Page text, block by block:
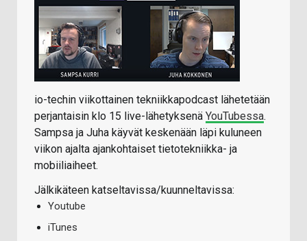
io-techin viikottainen tekniikkapodcast lähetetään
perjantaisin klo 15 live-lähetyksenä YouTubessa.
Sampsa ja Juha käyvät keskenään läpi kuluneen
viikon ajalta ajankohtaiset tietotekniikka- ja
mobiiliaiheet.
Jälkikäteen katseltavissa/kuunneltavissa:
Youtube
iTunes